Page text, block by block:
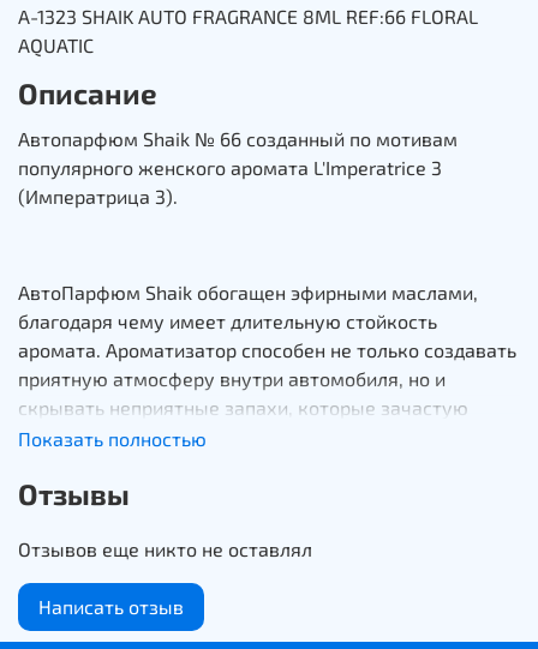
A-1323 SHAIK AUTO FRAGRANCE 8ML REF:66 FLORAL
AQUATIC
Описание
Автопарфюм Shaik № 66 созданный по мотивам
популярного женского аромата L'Imperatrice 3
(Императрица 3).
АвтоПарфюм Shaik обогащен эфирными маслами,
благодаря чему имеет длительную стойкость
аромата. Ароматизатор способен не только создавать
приятную атмосферу внутри автомобиля, но и
скрывать неприятные запахи, которые зачастую
попадают в салон из вне. Изящный маленький
будет неприхотливо излучать любимый вами аромат,
периодически необходимо промачивать.
Показать полностью
Отзывы
Отзывов еще никто не оставлял
Написать отзыв